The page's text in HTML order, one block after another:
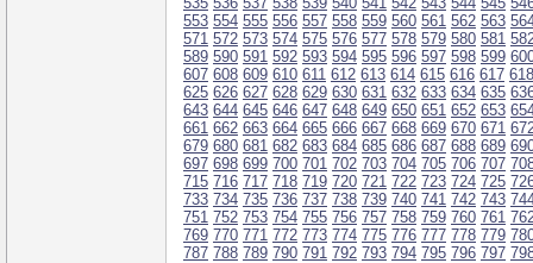
553 554 555 556 557 558 559 560 561 562 563
571 572 573 574 575 576 577 578 579 580 581
589 590 591 592 593 594 595 596 597 598 599
607 608 609 610 611 612 613 614 615 616 617 618
625 626 627 628 629 630 631 632 633 634 635
643 644 645 646 647 648 649 650 651 652 653
661 662 663 664 665 666 667 668 669 670 671
679 680 681 682 683 684 685 686 687 688 689
697 698 699 700 701 702 703 704 705 706 707
715 716 717 718 719 720 721 722 723 724 725
733 734 735 736 737 738 739 740 741 742 743
751 752 753 754 755 756 757 758 759 760 761
769 770 771 772 773 774 775 776 777 778 779
787 788 789 790 791 792 793 794 795 796 797